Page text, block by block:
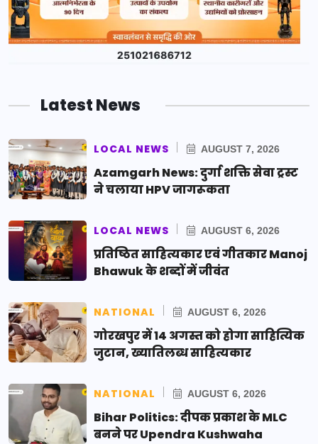
Latest News
LOCAL NEWS AUGUST 7, 2026
Azamgarh News: दुर्गा शक्ति सेवा ट्रस्ट
ने चलाया HPV जागरूकता
LOCAL NEWS AUGUST 6, 2026
प्रतिष्ठित साहित्यकार एवं गीतकार Manoj
Bhawuk के शब्दों में जीवंत
NATIONAL AUGUST 6, 2026
गोरखपुर में 14 अगस्त को होगा साहित्यिक
जुटान, ख्यातिलब्ध साहित्यकार
NATIONAL AUGUST 6, 2026
Bihar Politics: दीपक प्रकाश के MLC
बनने पर Upendra Kushwaha